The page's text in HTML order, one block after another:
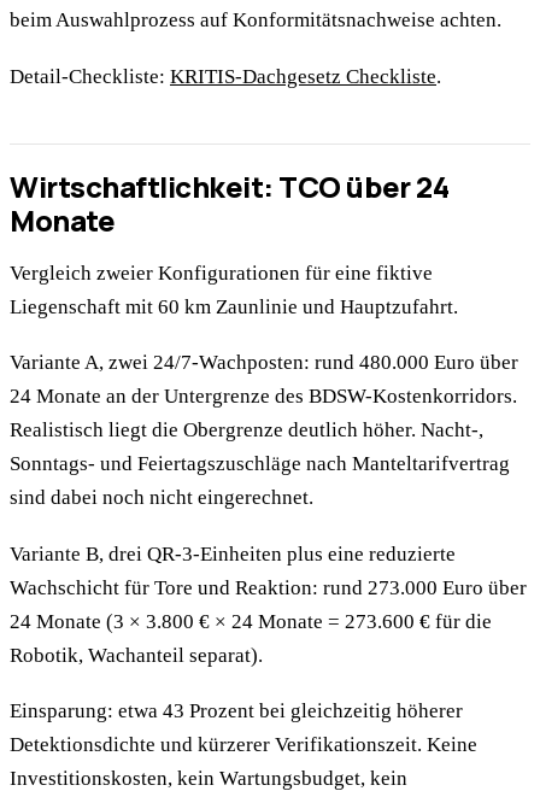
beim Auswahlprozess auf Konformitätsnachweise achten.
Detail-Checkliste: KRITIS-Dachgesetz Checkliste.
Wirtschaftlichkeit: TCO über 24
Monate
Vergleich zweier Konfigurationen für eine fiktive
Liegenschaft mit 60 km Zaunlinie und Hauptzufahrt.
Variante A, zwei 24/7-Wachposten: rund 480.000 Euro über
24 Monate an der Untergrenze des BDSW-Kostenkorridors.
Realistisch liegt die Obergrenze deutlich höher. Nacht-,
Sonntags- und Feiertagszuschläge nach Manteltarifvertrag
sind dabei noch nicht eingerechnet.
Variante B, drei QR-3-Einheiten plus eine reduzierte
Wachschicht für Tore und Reaktion: rund 273.000 Euro über
24 Monate (3 × 3.800 € × 24 Monate = 273.600 € für die
Robotik, Wachanteil separat).
Einsparung: etwa 43 Prozent bei gleichzeitig höherer
Detektionsdichte und kürzerer Verifikationszeit. Keine
Investitionskosten, kein Wartungsbudget, kein